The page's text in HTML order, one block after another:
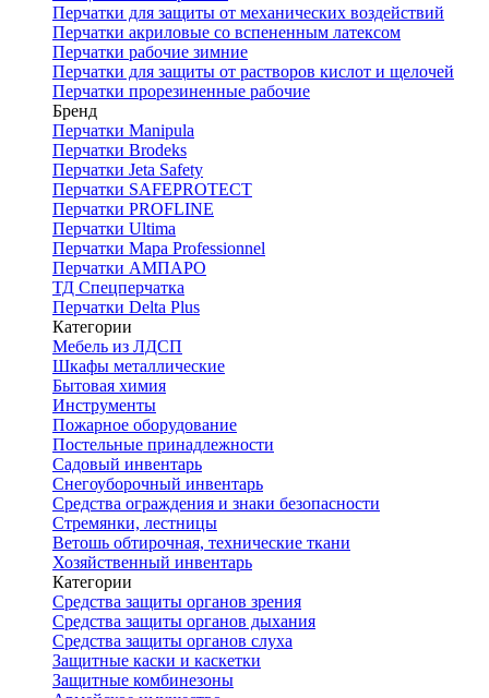
Перчатки для защиты от механических воздействий
Перчатки акриловые со вспененным латексом
Перчатки рабочие зимние
Перчатки для защиты от растворов кислот и щелочей
Перчатки прорезиненные рабочие
Бренд
Перчатки Manipula
Перчатки Brodeks
Перчатки Jeta Safety
Перчатки SAFEPROTECT
Перчатки PROFLINE
Перчатки Ultima
Перчатки Мара Professionnel
Перчатки АМПАРО
ТД Спецперчатка
Перчатки Delta Plus
Категории
Мебель из ЛДСП
Шкафы металлические
Бытовая химия
Инструменты
Пожарное оборудование
Постельные принадлежности
Садовый инвентарь
Снегоуборочный инвентарь
Средства ограждения и знаки безопасности
Стремянки, лестницы
Ветошь обтирочная, технические ткани
Хозяйственный инвентарь
Категории
Средства защиты органов зрения
Средства защиты органов дыхания
Средства защиты органов слуха
Защитные каски и каскетки
Защитные комбинезоны